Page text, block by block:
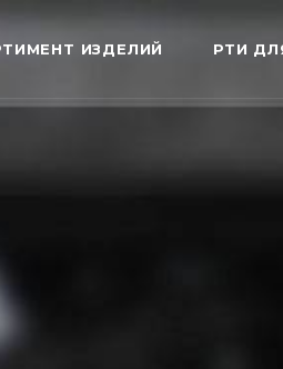
ИЗДЕЛИЙ РТИ